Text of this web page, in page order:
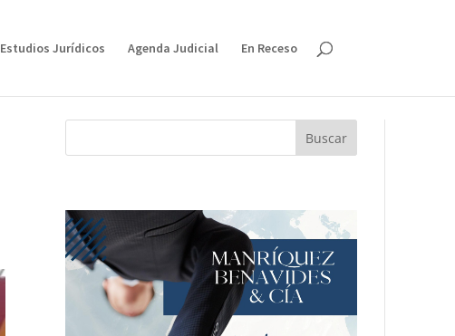
Estudios Jurídicos Agenda Judicial En Receso